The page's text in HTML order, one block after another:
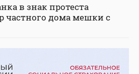
в знак протеста
частного дома мешки с